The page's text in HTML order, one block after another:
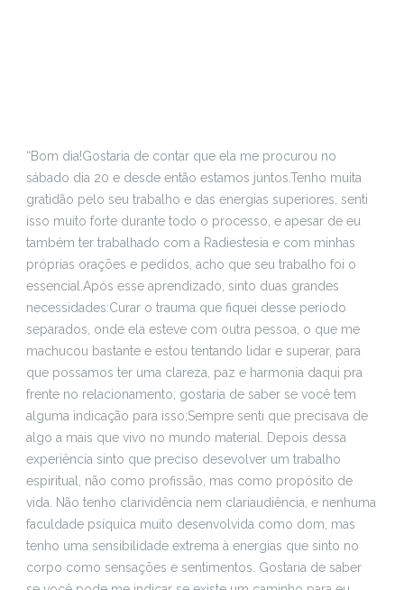
“Bom dia!Gostaria de contar que ela me procurou no
sábado dia 20 e desde então estamos juntos.Tenho muita
gratidão pelo seu trabalho e das energias superiores, senti
isso muito forte durante todo o processo, e apesar de eu
também ter trabalhado com a Radiestesia e com minhas
próprias orações e pedidos, acho que seu trabalho foi o
essencial. Após esse aprendizado, sinto duas grandes
necessidades:Curar o trauma que fiquei desse período
separados, onde ela esteve com outra pessoa, o que me
machucou bastante e estou tentando lidar e superar, para
que possamos ter uma clareza, paz e harmonia daqui pra
frente no relacionamento; gostaria de saber se você tem
alguma indicação para isso;Sempre senti que precisava de
algo a mais que vivo no mundo material. Depois dessa
experiência sinto que preciso desevolver um trabalho
espiritual, não como profissão, mas como propósito de
vida. Não tenho clarividência nem clariaudiência, e nenhuma
faculdade psíquica muito desenvolvida como dom, mas
tenho uma sensibilidade extrema à energias que sinto no
corpo como sensações e sentimentos. Gostaria de saber